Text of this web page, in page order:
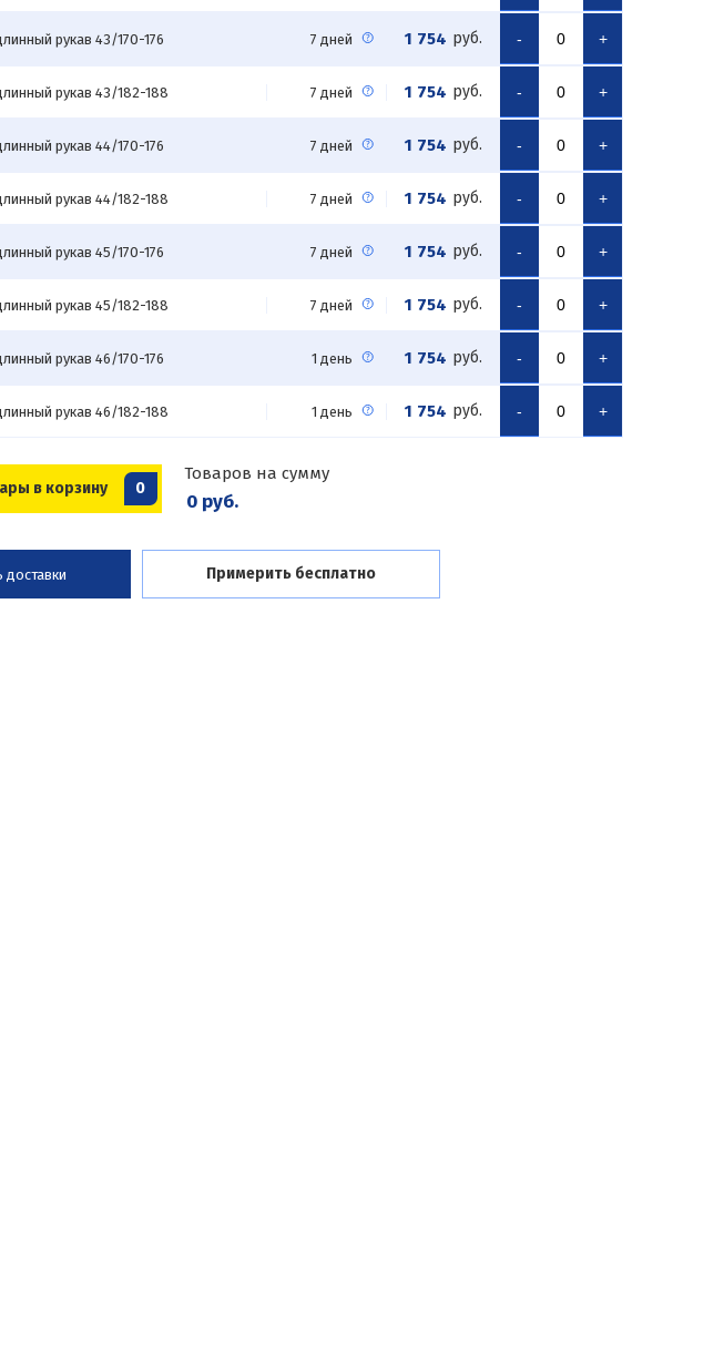
рукав 43/170-176 7 дней 1 754 руб. - +
рукав 43/182-188 7 дней 1 754 руб. - +
рукав 44/170-176 7 дней 1 754 руб. - +
рукав 44/182-188 7 дней 1 754 руб. - +
рукав 45/170-176 7 дней 1 754 руб. - +
рукав 45/182-188 7 дней 1 754 руб. - +
рукав 46/170-176 1 день 1 754 руб. - +
рукав 46/182-188 1 день 1 754 руб. - +
в корзину 0
Товаров на сумму
0 руб.
доставки Примерить бесплатно